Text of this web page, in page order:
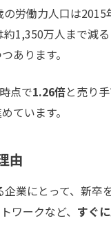
労働力人口は
1,350万人まで減
あります。
点で1.26倍と売り
ています。
由
業にとって、新卒
ワークなど、 すぐ